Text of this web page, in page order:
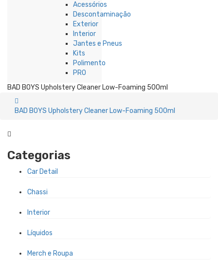
Acessórios
Descontaminação
Exterior
Interior
Jantes e Pneus
Kits
Polimento
PRO
BAD BOYS Upholstery Cleaner Low-Foaming 500ml
BAD BOYS Upholstery Cleaner Low-Foaming 500ml
Categorias
Car Detail
Chassi
Interior
Líquidos
Merch e Roupa